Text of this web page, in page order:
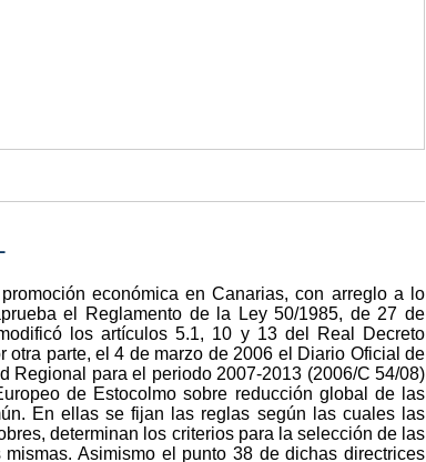
económica en Canarias, con arreglo a lo
el Reglamento de la Ley 50/1985, de 27 de
los artículos 5.1, 10 y 13 del Real Decreto
parte, el 4 de marzo de 2006 el Diario Oficial de
Regional para el periodo 2007-2013 (2006/C 54/08)
de Estocolmo sobre reducción global de las
En ellas se fijan las reglas según las cuales las
determinan los criterios para la selección de las
Asimismo el punto 38 de dichas directrices